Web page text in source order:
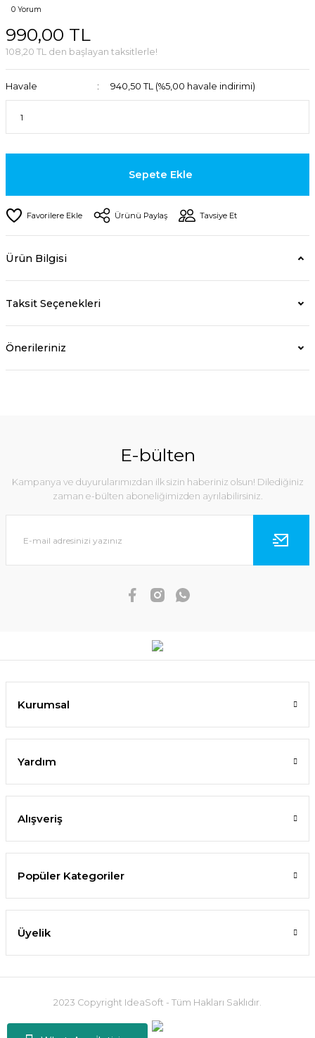
0 Yorum
990,00 TL
108,20 TL den başlayan taksitlerle!
Havale 940,50 TL (%5,00 havale indirimi)
Sepete Ekle
Ürünü Paylaş Tavsiye Et
Ürün Bilgisi
Taksit Seçenekleri
Önerileriniz
E-bülten
Kampanya ve duyurularımızdan ilk sizin haberiniz olsun! Dilediğiniz
zaman e-bülten aboneliğimizden ayrılabilirsiniz.
Kurumsal
Yardım
Alışveriş
Popüler Kategoriler
Üyelik
2023 Copyright IdeaSoft - Tüm Hakları Saklıdır.